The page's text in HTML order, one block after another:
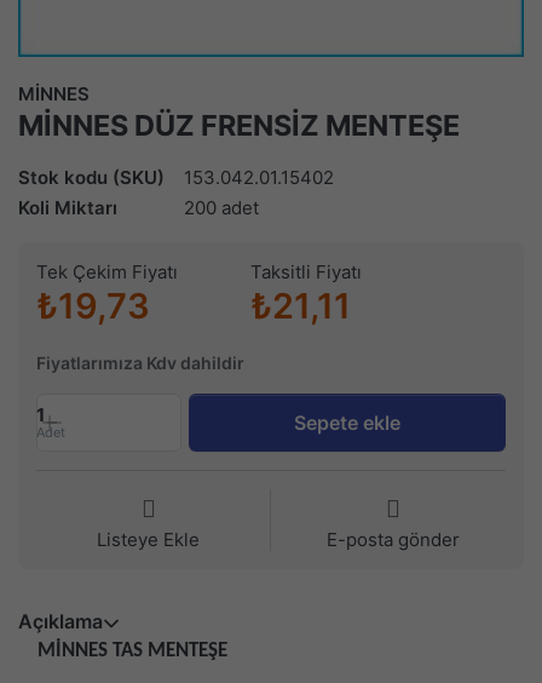
MİNNES
MİNNES DÜZ FRENSİZ MENTEŞE
Stok kodu (SKU)
153.042.01.15402
Koli Miktarı
200 adet
Tek Çekim Fiyatı
₺19,73
Taksitli Fiyatı
₺21,11
Fiyatlarımıza Kdv dahildir
1
Adet Sepete ekle
Listeye Ekle E-posta gönder
Açıklama
MİNNES TAS MENTEŞE